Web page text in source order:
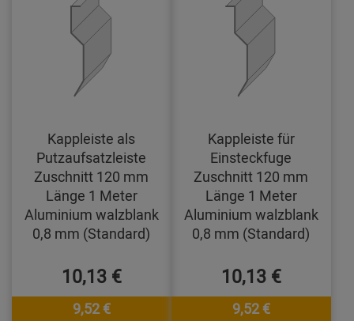
Kappleiste als
Putzaufsatzleiste
Zuschnitt 120 mm
Länge 1 Meter
Aluminium walzblank
0,8 mm (Standard)
10,13 €
9,52 €
Kappleiste für
Einsteckfuge
Zuschnitt 120 mm
Länge 1 Meter
Aluminium walzblank
0,8 mm (Standard)
10,13 €
9,52 €